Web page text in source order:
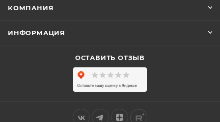
КОМПАНИЯ
ИНФОРМАЦИЯ
ОСТАВИТЬ ОТЗЫВ